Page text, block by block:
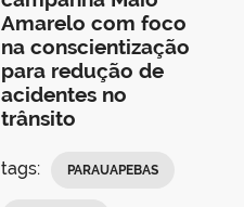
Amarelo com foco
na conscientização
para redução de
acidentes no
trânsito
tags: PARAUAPEBAS